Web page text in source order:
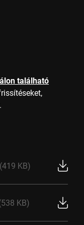
található
(419 KB)
KB)